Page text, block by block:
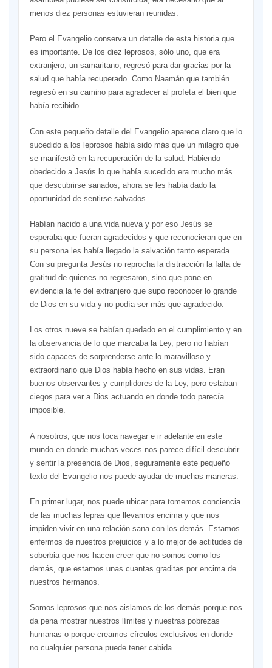
menos diez personas estuvieran reunidas.
Pero el Evangelio conserva un detalle de esta historia que
es importante. De los diez leprosos, sólo uno, que era
extranjero, un samaritano, regresó para dar gracias por la
salud que había recuperado. Como Naamán que también
regresó en su camino para agradecer al profeta el bien que
había recibido.
Con este pequeño detalle del Evangelio aparece claro que lo
sucedido a los leprosos había sido más que un milagro que
se manifestó́ en la recuperación de la salud. Habiendo
obedecido a Jesús lo que había sucedido era mucho más
que descubrirse sanados, ahora se les había dado la
oportunidad de sentirse salvados.
Habían nacido a una vida nueva y por eso Jesús se
esperaba que fueran agradecidos y que reconocieran que en
su persona les había llegado la salvación tanto esperada.
Con su pregunta Jesús no reprocha la distracción la falta de
gratitud de quienes no regresaron, sino que pone en
evidencia la fe del extranjero que supo reconocer lo grande
de Dios en su vida y no podía ser más que agradecido.
Los otros nueve se habían quedado en el cumplimiento y en
la observancia de lo que marcaba la Ley, pero no habían
sido capaces de sorprenderse ante lo maravilloso y
extraordinario que Dios había hecho en sus vidas. Eran
buenos observantes y cumplidores de la Ley, pero estaban
ciegos para ver a Dios actuando en donde todo parecía
imposible.
A nosotros, que nos toca navegar e ir adelante en este
mundo en donde muchas veces nos parece difícil descubrir
y sentir la presencia de Dios, seguramente este pequeño
texto del Evangelio nos puede ayudar de muchas maneras.
En primer lugar, nos puede ubicar para tomemos conciencia
de las muchas lepras que llevamos encima y que nos
impiden vivir en una relación sana con los demás. Estamos
enfermos de nuestros prejuicios y a lo mejor de actitudes de
soberbia que nos hacen creer que no somos como los
demás, que estamos unas cuantas graditas por encima de
nuestros hermanos.
Somos leprosos que nos aislamos de los demás porque nos
da pena mostrar nuestros límites y nuestras pobrezas
humanas o porque creamos círculos exclusivos en donde
no cualquier persona puede tener cabida.